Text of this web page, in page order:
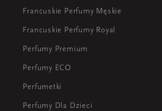
Francuskie Perfumy Męskie
Francuskie Perfumy Royal
Perfumy Premium
Perfumy ECO
Perfumetki
Perfumy Dla Dzieci